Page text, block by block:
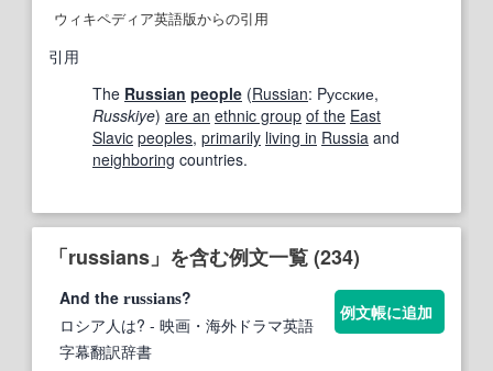
ウィキペディア英語版からの引用
引用
The Russian people (Russian: Pусские,
Russkiye) are an ethnic group of the East
Slavic peoples, primarily living in Russia and
neighboring countries.
「russians」を含む例文一覧 (234)
And the russians?
ロシア人は? - 映画・海外ドラマ英語
字幕翻訳辞書
例文帳に追加